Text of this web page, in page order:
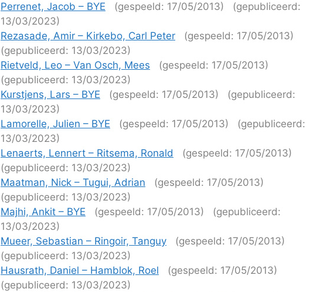
Perrenet, Jacob – BYE
(gespeeld: 17/05/2013)
(gepubliceerd:
13/03/2023)
Rezasade, Amir – Kirkebo, Carl Peter
(gespeeld: 17/05/2013)
(gepubliceerd: 13/03/2023)
Rietveld, Leo – Van Osch, Mees
(gespeeld: 17/05/2013)
(gepubliceerd: 13/03/2023)
Kurstjens, Lars – BYE
(gespeeld: 17/05/2013)
(gepubliceerd:
13/03/2023)
Lamorelle, Julien – BYE
(gespeeld: 17/05/2013)
(gepubliceerd:
13/03/2023)
Lenaerts, Lennert – Ritsema, Ronald
(gespeeld: 17/05/2013)
(gepubliceerd: 13/03/2023)
Maatman, Nick – Tugui, Adrian
(gespeeld: 17/05/2013)
(gepubliceerd: 13/03/2023)
Majhi, Ankit – BYE
(gespeeld: 17/05/2013)
(gepubliceerd:
13/03/2023)
Mueer, Sebastian – Ringoir, Tanguy
(gespeeld: 17/05/2013)
(gepubliceerd: 13/03/2023)
Hausrath, Daniel – Hamblok, Roel
(gespeeld: 17/05/2013)
(gepubliceerd: 13/03/2023)